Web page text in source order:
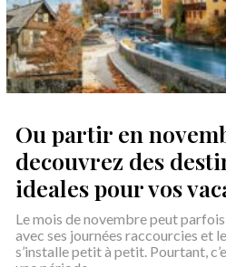
Ou partir en
decouvrez des
ideales pour vos
Le mois de novembre peut
avec ses journées raccourcies et
s’installe petit à petit. Pourtant,